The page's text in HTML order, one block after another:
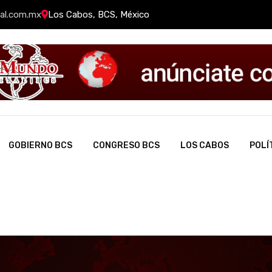
Los Cabos, BCS, México
GOBIERNO BCS CONGRESO BCS LOS CABOS